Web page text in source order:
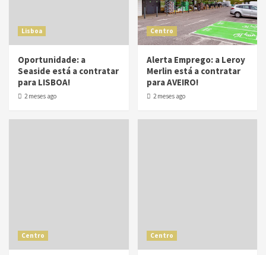
Lisboa
Oportunidade: a
Seaside está a contratar
para LISBOA!
2 meses ago
Centro
Alerta Emprego: a Leroy
Merlin está a contratar
para AVEIRO!
2 meses ago
Centro Centro